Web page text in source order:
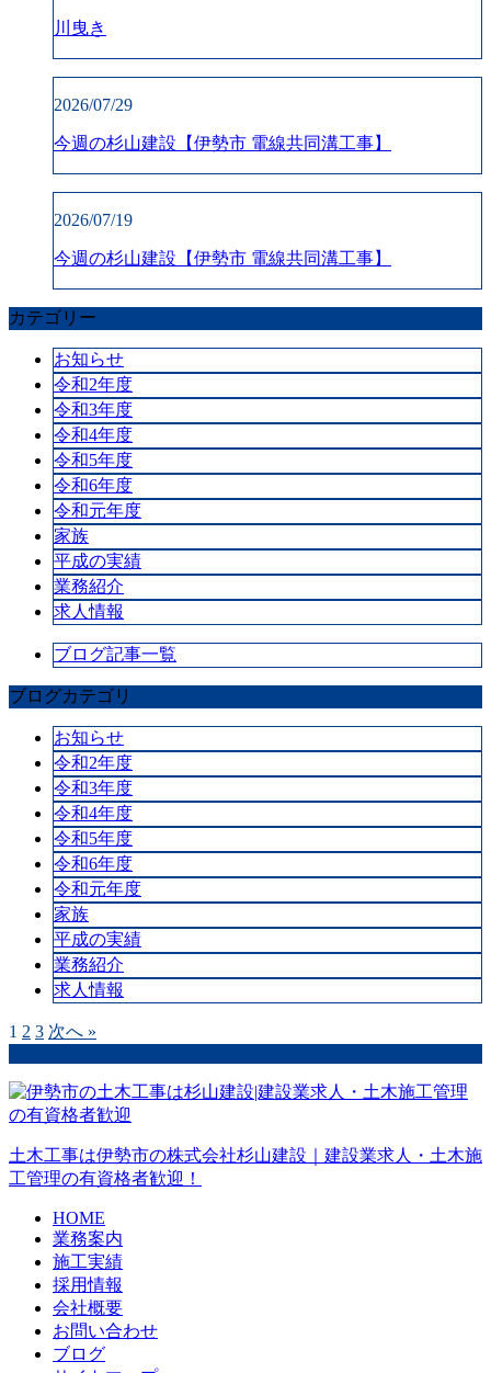
川曳き
2026/07/29
今週の杉山建設【伊勢市 電線共同溝工事】
2026/07/19
今週の杉山建設【伊勢市 電線共同溝工事】
カテゴリー
お知らせ
令和2年度
令和3年度
令和4年度
令和5年度
令和6年度
令和元年度
家族
平成の実績
業務紹介
求人情報
ブログ記事一覧
ブログカテゴリ
お知らせ
令和2年度
令和3年度
令和4年度
令和5年度
令和6年度
令和元年度
家族
平成の実績
業務紹介
求人情報
1 2 3 次へ »
土木工事は伊勢市の株式会社杉山建設｜建設業求人・土木施
工管理の有資格者歓迎！
HOME
業務案内
施工実績
採用情報
会社概要
お問い合わせ
ブログ